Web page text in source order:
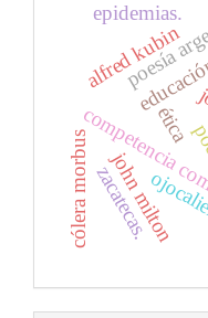
competencia
john milton
poesía
ética
alfred kubin
cólera morbuszacatecas.
epidemias.